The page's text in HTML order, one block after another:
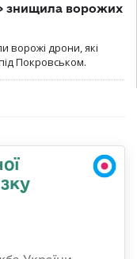
знищила ворожих
ворожі дрони, які
Покровськом.